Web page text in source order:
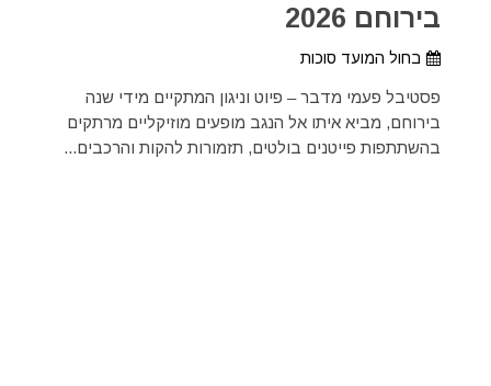
בירוחם 2026
בחול המועד סוכות
פסטיבל פעמי מדבר – פיוט וניגון המתקיים מידי שנה
בירוחם, מביא איתו אל הנגב מופעים מוזיקליים מרתקים
בהשתתפות פייטנים בולטים, תזמורות להקות והרכבים...